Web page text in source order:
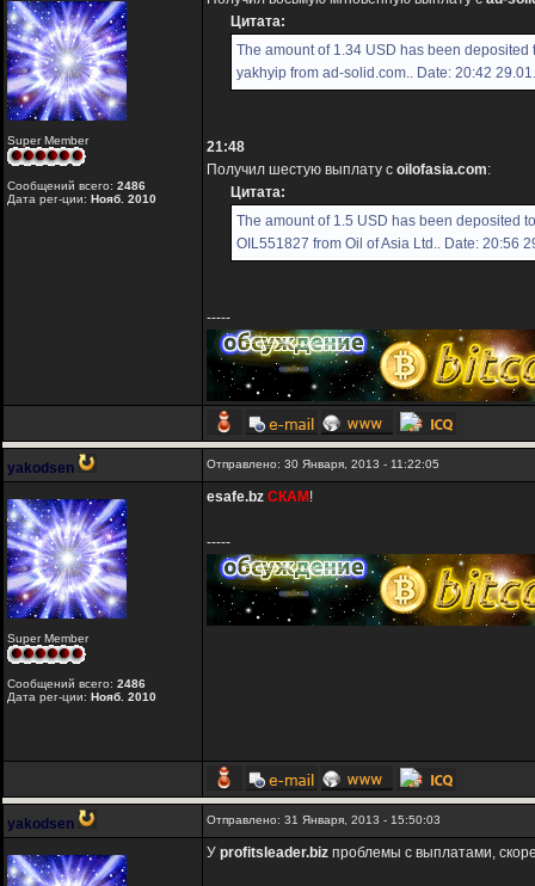
Super Member
Сообщений всего: 2486
Дата рег-ции: Нояб. 2010
Цитата:
The amount of 1.34 USD has been
yakhyip from ad-solid.com.. Date: 20:42
21:48
Получил шестую выплату с oilofasia.com:
Цитата:
The amount of 1.5 USD has been deposited
OIL551827 from Oil of Asia Ltd.. Date: 20:56
-----
yakodsen Отправлено: 30 Января, 2013 - 11:22:05
Super Member
Сообщений всего: 2486
Дата рег-ции: Нояб. 2010
esafe.bz СКАМ !
-----
yakodsen Отправлено: 31 Января, 2013 - 15:50:03
У profitsleader.biz проблемы с выплатами,